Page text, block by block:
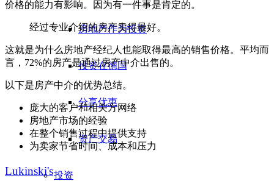
房地产作为投资
投资在德国
分享优惠
资产交易
投资
价格的能力有影响。因为有一件事是肯定的。
经过专业介绍的房产卖得最好。
这就是为什么房地产经纪人也能取得最高的销售价格。平均而
言，72%的房产是通过房产中介出售的。
以下是房产中介的优势总结。
庞大的客户和相关方网络
房地产市场的经验
在整个销售过程中提供支持
为卖家节省时间、成本和压力
Lukinski's